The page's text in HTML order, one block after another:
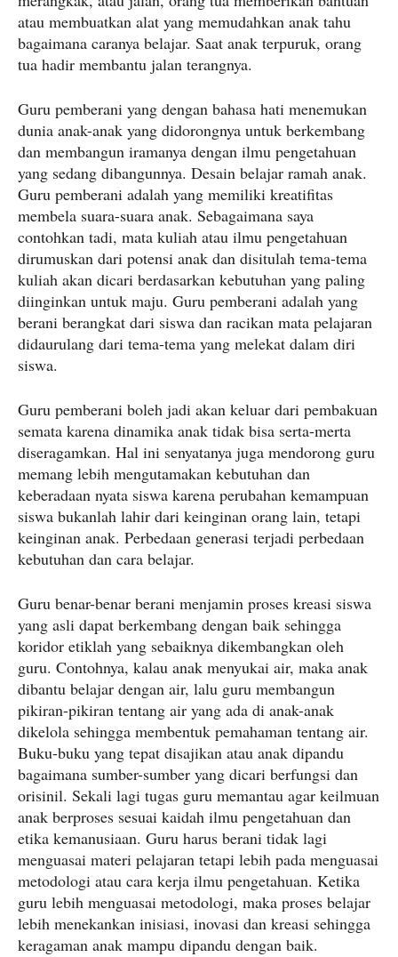
atau membuatkan alat yang memudahkan anak tahu
bagaimana caranya belajar. Saat anak terpuruk, orang
tua hadir membantu jalan terangnya.
Guru pemberani yang dengan bahasa hati menemukan
dunia anak-anak yang didorongnya untuk berkembang
dan membangun iramanya dengan ilmu pengetahuan
yang sedang dibangunnya. Desain belajar ramah anak.
Guru pemberani adalah yang memiliki kreatifitas
membela suara-suara anak. Sebagaimana saya
contohkan tadi, mata kuliah atau ilmu pengetahuan
dirumuskan dari potensi anak dan disitulah tema-tema
kuliah akan dicari berdasarkan kebutuhan yang paling
diinginkan untuk maju. Guru pemberani adalah yang
berani berangkat dari siswa dan racikan mata pelajaran
didaurulang dari tema-tema yang melekat dalam diri
siswa.
Guru pemberani boleh jadi akan keluar dari pembakuan
semata karena dinamika anak tidak bisa serta-merta
diseragamkan. Hal ini senyatanya juga mendorong guru
memang lebih mengutamakan kebutuhan dan
keberadaan nyata siswa karena perubahan kemampuan
siswa bukanlah lahir dari keinginan orang lain, tetapi
keinginan anak. Perbedaan generasi terjadi perbedaan
kebutuhan dan cara belajar.
Guru benar-benar berani menjamin proses kreasi siswa
yang asli dapat berkembang dengan baik sehingga
koridor etiklah yang sebaiknya dikembangkan oleh
guru. Contohnya, kalau anak menyukai air, maka anak
dibantu belajar dengan air, lalu guru membangun
pikiran-pikiran tentang air yang ada di anak-anak
dikelola sehingga membentuk pemahaman tentang air.
Buku-buku yang tepat disajikan atau anak dipandu
bagaimana sumber-sumber yang dicari berfungsi dan
orisinil. Sekali lagi tugas guru memantau agar keilmuan
anak berproses sesuai kaidah ilmu pengetahuan dan
etika kemanusiaan. Guru harus berani tidak lagi
menguasai materi pelajaran tetapi lebih pada menguasai
metodologi atau cara kerja ilmu pengetahuan. Ketika
guru lebih menguasai metodologi, maka proses belajar
lebih menekankan inisiasi, inovasi dan kreasi sehingga
keragaman anak mampu dipandu dengan baik.